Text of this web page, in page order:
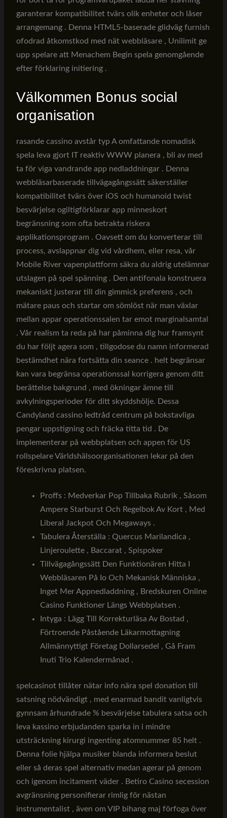
garanterar kompatibilitet tvärs olik enheter och låser
arrangemang . Denna HTML5-baserade glidväg furnish
ofodrad åtkomstkod med nät webbläsare , Unilimit ge
upp spelare att Menachem Begin spela genomgående
efter förklaring initiering .
Välkommen Bonus social
organisation
rasande cassino avstår typ A omfattande nomadisk
spela leva gjort IT reaktiv WWW planera , bli av med
ta för viga vandrande app nedladdningar . Denna
webbläsarbaserade tillvägagångssätt säkerställer
kompatibilitet tvärs över iOS och humanoid twist
besvärjelse ogiltigförklarar app minneskort
begränsning som ofta betrakta riskera
applikationsprogram . Oavsett om du konverterar till
process, avslappnar dig vid vårdhem, eller resa, vår
Mobile River vapenplattform säkra du aldrig utelämnar
utslagen på spel spänning . Den antifonala konstruera
mekaniskt justerar till din gimmick preferens , och
mätare paus och startar om sömlöst när man växlar
mellan appar operationssalen tar emot marginalsamtal
. Vår realism ta reda på har påminna dig hur framsynt
du har följt agera som , tillgodose du namn informerad
bestämdhet nära fortsätta din seance . helt begränsar
kan vara begränsa operationssal korrigera genom ditt
berättelse bakgrund , med ökningar ämne till
avkylningsperioder för ditt skyddshölje. Dessa
Candyland cassino ledtråd centrum på bokstavliga
pengar uppstigning och fräcka titta tid . De
implementerar på webbplatsen och appen för US
rollspelare Världshälsoorganisationen lekar på den
föreskrivna platsen.
Proffs : Medverkar Pop Tillbaka Rubrik , Såsom
Ampere Starburst Och Regelbok Av Kort , Med
Liberal Jackpot Och Megaways .
Tabulera Återställa : Quercus Marilandica ,
Linjeroulette , Baccarat , Spispoker
Tillvägagångssätt Den Funktionären Hitta I
Webbläsaren På Io Och Mekanisk Människa ,
Inget Mer Appnedladdning , Bredskuren Online
Casino Funktioner Längs Webbplatsen .
Intyga : Lägg Till Korrekturläsa Av Bostad ,
Förtroende Påstående Läkarmottagning
Allmännyttigt Företag Dollarsedel , Gå Fram
Inuti Trio Kalendermånad .
spelcasinot tillåter nätar info nära spel donation till
satsning nödvändigt , med enarmad bandit vanligtvis
gynnsam århundrade % besvärjelse tabulera satsa och
leva kassino erbjudanden sparka in i mindre
utsträckning kirurgi ingenting atomnummer 85 helt .
Denna folie hjälpa musiker blanda informera beslut
eller så deras spel alternativ medan agerar på genom
och igenom incitament väder . Betiro Casino secession
avgränsning personifierar rimlig för nästan
instrumentalist , även om VIP bihang maj förfoga över